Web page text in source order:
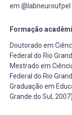
em @labneuroufpel
Formação
Doutorado em
Federal do Rio
Mestrado em
Federal do Rio
Graduação em
Grande do Sul, 2007)